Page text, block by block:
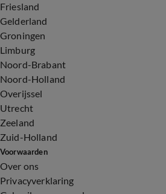
Friesland
Gelderland
Groningen
Limburg
Noord-Brabant
Noord-Holland
Overijssel
Utrecht
Zeeland
Zuid-Holland
Voorwaarden
Over ons
Privacyverklaring